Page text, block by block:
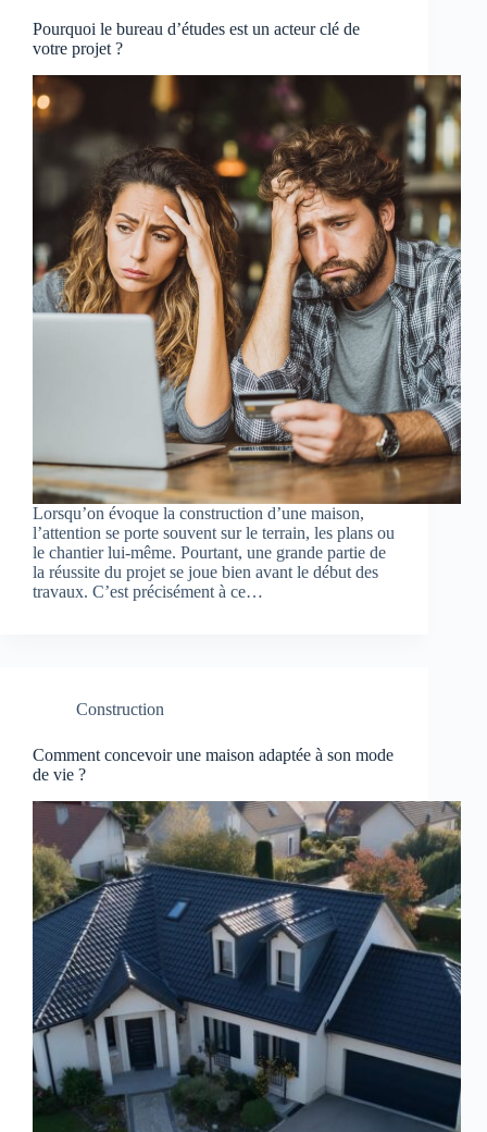
Pourquoi le bureau d’études est un acteur clé de
votre projet ?
Lorsqu’on évoque la construction d’une maison,
l’attention se porte souvent sur le terrain, les plans ou
le chantier lui-même. Pourtant, une grande partie de
la réussite du projet se joue bien avant le début des
travaux. C’est précisément à ce…
Construction
Comment concevoir une maison adaptée à son mode
de vie ?